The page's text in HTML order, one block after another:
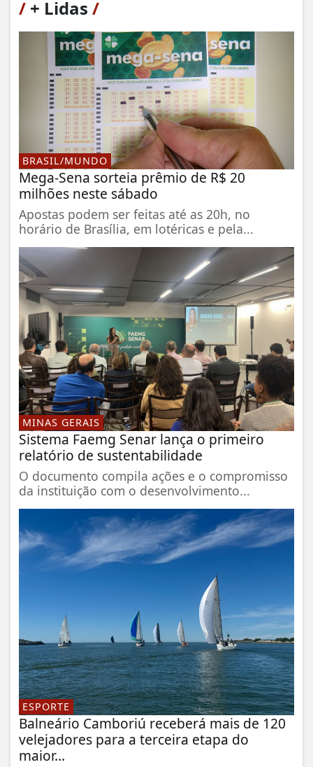
/ + Lidas /
BRASIL/MUNDO
Mega-Sena sorteia prêmio de R$ 20
milhões neste sábado
Apostas podem ser feitas até as 20h, no
horário de Brasília, em lotéricas e pela...
MINAS GERAIS
Sistema Faemg Senar lança o primeiro
relatório de sustentabilidade
O documento compila ações e o compromisso
da instituição com o desenvolvimento...
ESPORTE
Balneário Camboriú receberá mais de 120
velejadores para a terceira etapa do
maior...